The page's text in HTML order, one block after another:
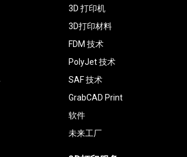
3D 打印机
3D打印材料
FDM 技术
PolyJet 技术
SAF 技术
GrabCAD Print
软件
未来工厂